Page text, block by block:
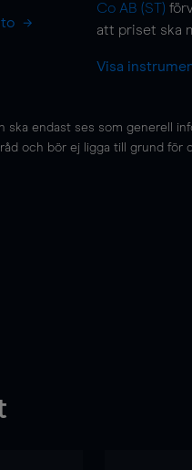
Co AB (ST)
att priset ska
Visa
endast ses som generell
och bör ej ligga till grund för